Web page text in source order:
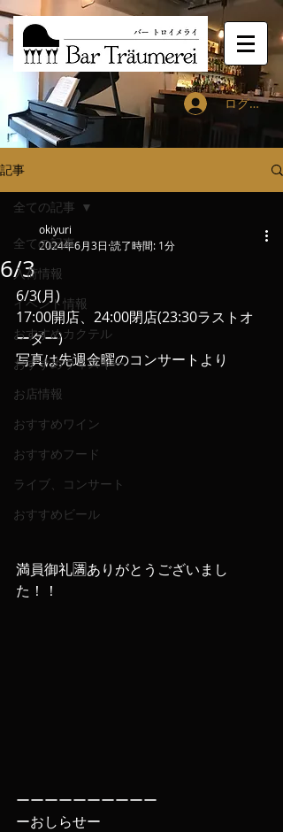
ログイン
記事
全ての記事
入荷情報
イベント情報
おすすめカクテル
おすすめウィスキー
お店情報
おすすめワイン
おすすめフード
ライブ、コンサート
おすすめビール
全ての記事
6/3
okiyuri
2024年6月3日 読了時間: 1分
6/3(月)
17:00開店、24:00閉店(23:30ラストオ
ーダー)
写真は先週金曜のコンサートより
満員御礼🈵ありがとうございまし
た！！
ーーーーーーーーーー
ーおしらせー